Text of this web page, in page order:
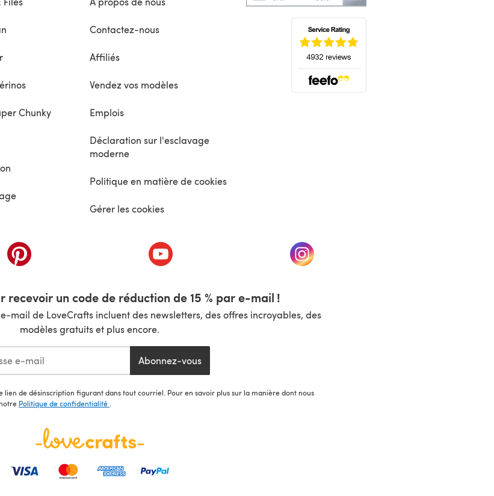
Chunky
Contactez-nous
Affiliés
Vendez vos modèles
Emplois
Déclaration sur l'esclavage
moderne
Politique en matière de cookies
Gérer les cookies
(s'ouvre dans un nouvel onglet) (s'ouvre dans un nouvel onglet) (s'ouvre dans un nouvel onglet)
recevoir un code de réduction de 15 % par e-mail !
mail de LoveCrafts incluent des newsletters, des offres incroyables, des
modèles gratuits et plus encore.
Abonnez-vous
lien de désinscription figurant dans tout courriel. Pour en savoir plus sur la manière dont nous
Politique de confidentialité